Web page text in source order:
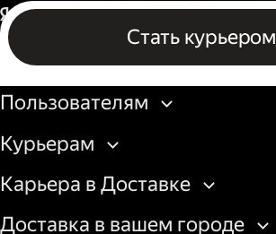
Пеший курьер
Стать курьером
Бизнесу
Пользователям
Курьерам
Карьера в Доставке
Доставка в вашем городе